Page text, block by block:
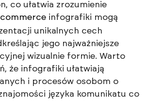
co ułatwia zrozumienie
infografiki mogą
unikalnych cech
jego najważniejsze
wizualnie formie. Warto
że infografiki ułatwiają
i procesów osobom o
języka komunikatu co